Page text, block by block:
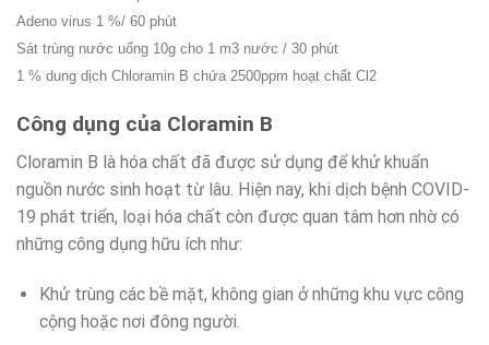
Adeno virus 1 %/ 60 phút
Sát trùng nước uống 10g cho 1 m3 nước / 30 phút
1 % dung dịch Chloramin B chứa 2500ppm hoạt chất Cl2
Công dụng của Cloramin B
Cloramin B là hóa chất đã được sử dụng để khử khuẩn
nguồn nước sinh hoạt từ lâu. Hiện nay, khi dịch bệnh COVID-
19 phát triển, loại hóa chất còn được quan tâm hơn nhờ có
những công dụng hữu ích như:
Khử trùng các bề mặt, không gian ở những khu vực công
cộng hoặc nơi đông người.